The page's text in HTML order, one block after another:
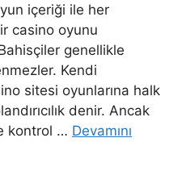
içeriği ile her
casino oyunu
genellikle
Kendi
sitesi oyunlarına halk
denir. Ancak
kontrol … Devamını